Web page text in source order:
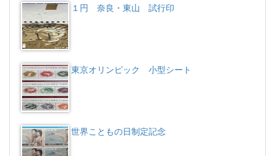
１円 奈良・東山 試行印
東京オリンピック 小型シート
世界こともの日制定記念